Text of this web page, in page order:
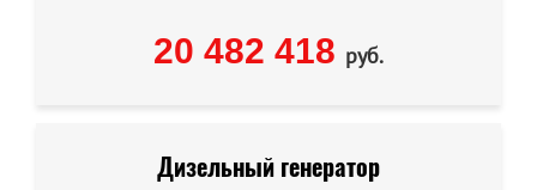
20 482 418 руб.
Дизельный генератор